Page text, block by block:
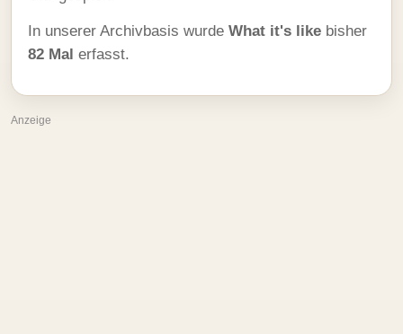
In unserer Archivbasis wurde What it's like bisher
82 Mal erfasst.
Anzeige